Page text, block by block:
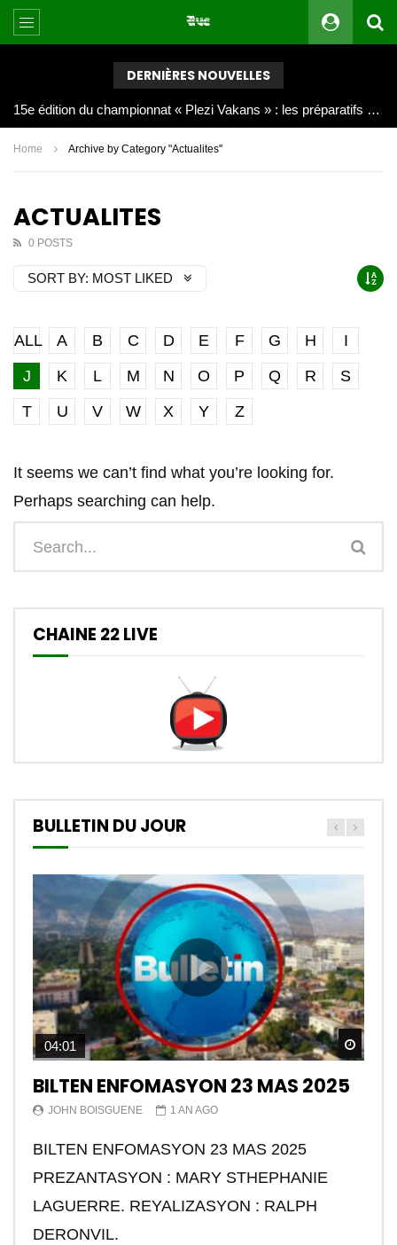
DERNIÈRES NOUVELLES
Joy Clerf Derisier, sur les traces de son père : évangéliser par la musique
Home Archive by Category "Actualites"
ACTUALITES
0 POSTS
SORT BY: MOST LIKED
ALL A B C D E F G H
I
J
K L M N O P Q R
S
T
U V W X Y Z
It seems we can’t find what you’re looking for.
Perhaps searching can help.
CHAINE 22 LIVE
BULLETIN DU JOUR
04:01
BILTEN ENFOMASYON 23 MAS 2025
JOHN BOISGUENE 1 AN AGO
BILTEN ENFOMASYON 23 MAS 2025
PREZANTASYON : MARY STHEPHANIE
LAGUERRE. REYALIZASYON : RALPH
DERONVIL.